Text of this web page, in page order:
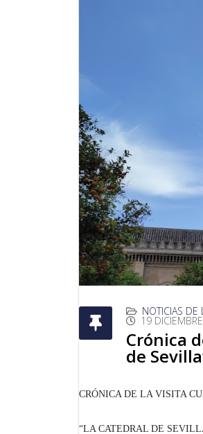
NOTICIAS DE
19
Crónica
de
CRÓNICA DE LA VISITA
“LA CATEDRAL DE